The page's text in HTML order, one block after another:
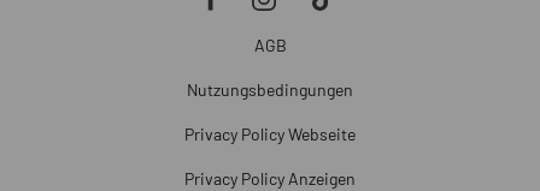
AGB
Nutzungsbedingungen
Privacy Policy Webseite
Privacy Policy Anzeigen